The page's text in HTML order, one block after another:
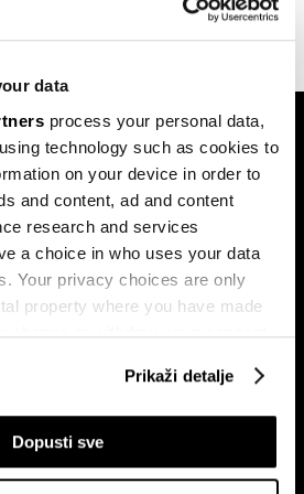
data
process your personal data,
technology such as cookies to
on your device in order to
and content, ad and content
research and services
a choice in who uses your data
Your privacy choices are only
property where you have made
change or withdraw your consent
also like to:
about your geographical
Prikaži detalje
Dopusti sve